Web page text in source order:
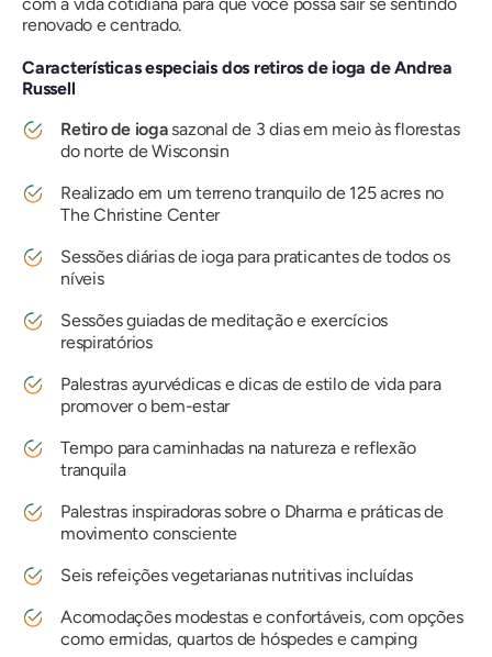
renovado e centrado.
Características especiais dos retiros de ioga de Andrea
Russell
Retiro de iogasazonal de 3 dias em meio às florestas
do norte de Wisconsin
Realizado em um terreno tranquilo de 125 acres no
The Christine Center
Sessões diárias de ioga para praticantes de todos os
níveis
Sessões guiadas de meditação e exercícios
respiratórios
Palestras ayurvédicas e dicas de estilo de vida para
promover o bem-estar
Tempo para caminhadas na natureza e reflexão
tranquila
Palestras inspiradoras sobre o Dharma e práticas de
movimento consciente
Seis refeições vegetarianas nutritivas incluídas
Acomodações modestas e confortáveis, com opções
como ermidas, quartos de hóspedes e camping